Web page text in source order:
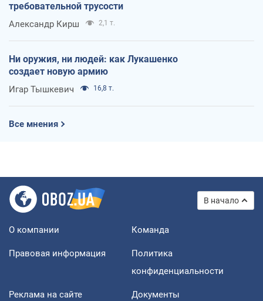
требовательной трусости
Александр Кирш 2,1 т.
Ни оружия, ни людей: как Лукашенко
создает новую армию
Игар Тышкевич 16,8 т.
Все мнения
В начало
О компании Команда
Правовая информация
Политика
конфиденциальности
Реклама на сайте Документы